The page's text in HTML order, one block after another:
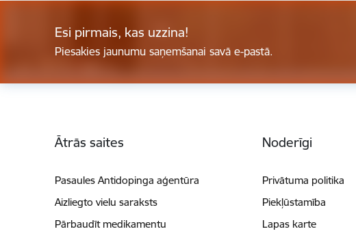
Esi pirmais, kas uzzina!
Piesakies jaunumu saņemšanai savā e-pastā.
Ātrās saites
Pasaules Antidopinga aģentūra
Aizliegto vielu saraksts
Pārbaudīt medikamentu
Noderīgi
Privātuma politika
Piekļūstamība
Lapas karte